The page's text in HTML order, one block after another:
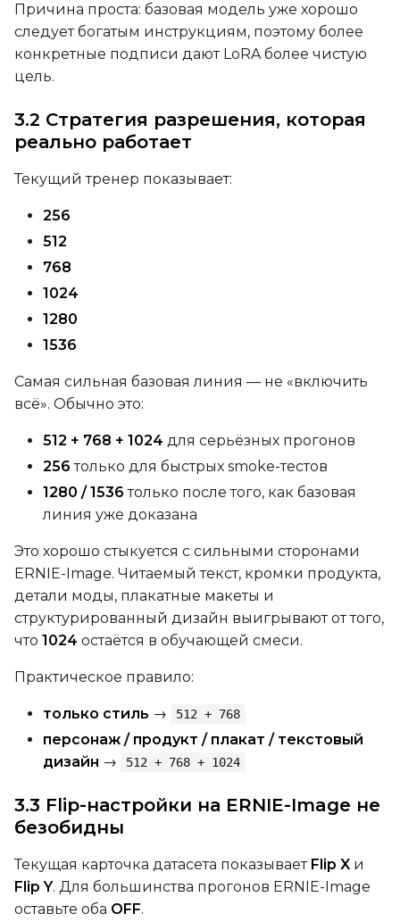
Prompt
Width
Width
Height
Seed
Причина проста: базовая модель уже хорошо
следует богатым инструкциям, поэтому более
конкретные подписи дают LoRA более чистую
цель.
3.2 Стратегия разрешения, которая
реально работает
Текущий тренер показывает:
256
512
768
1024
1280
1536
Самая сильная базовая линия — не «включить
всё». Обычно это:
512 + 768 + 1024 для серьёзных прогонов
256 только для быстрых smoke-тестов
1280 / 1536 только после того, как базовая
линия уже доказана
Это хорошо стыкуется с сильными сторонами
ERNIE-Image. Читаемый текст, кромки продукта,
детали моды, плакатные макеты и
структурированный дизайн выигрывают от того,
что 1024 остаётся в обучающей смеси.
Практическое правило:
только стиль → 512 + 768
персонаж / продукт / плакат / текстовый
дизайн → 512 + 768 + 1024
3.3 Flip-настройки на ERNIE-Image не
безобидны
Текущая карточка датасета показывает Flip X и
Flip Y. Для большинства прогонов ERNIE-Image
оставьте оба OFF.